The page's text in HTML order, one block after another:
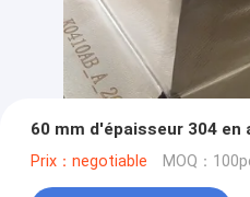
60 mm d'épaisseur 304 en
Prix：negotiable MOQ：